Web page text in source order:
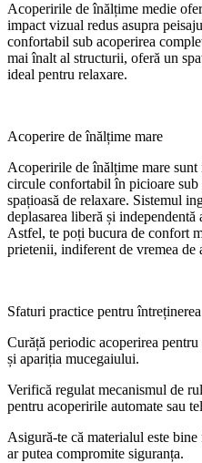
Acoperirile de înălțime medie
impact vizual redus asupra
confortabil sub acoperirea
mai înalt al structurii, oferă un
ideal pentru relaxare.
Acoperire de înălțime mare
Acoperirile de înălțime mare sunt
circule confortabil în picioare sub
spațioasă de relaxare. Sistemul
deplasarea liberă și
Astfel, te poți bucura de confort
prietenii, indiferent de vremea de
Sfaturi practice pentru
Curăță periodic acoperirea
și apariția mucegaiului.
Verifică regulat mecanismul de
pentru acoperirile automate sau
Asigură-te că materialul este
ar putea compromite siguranța.